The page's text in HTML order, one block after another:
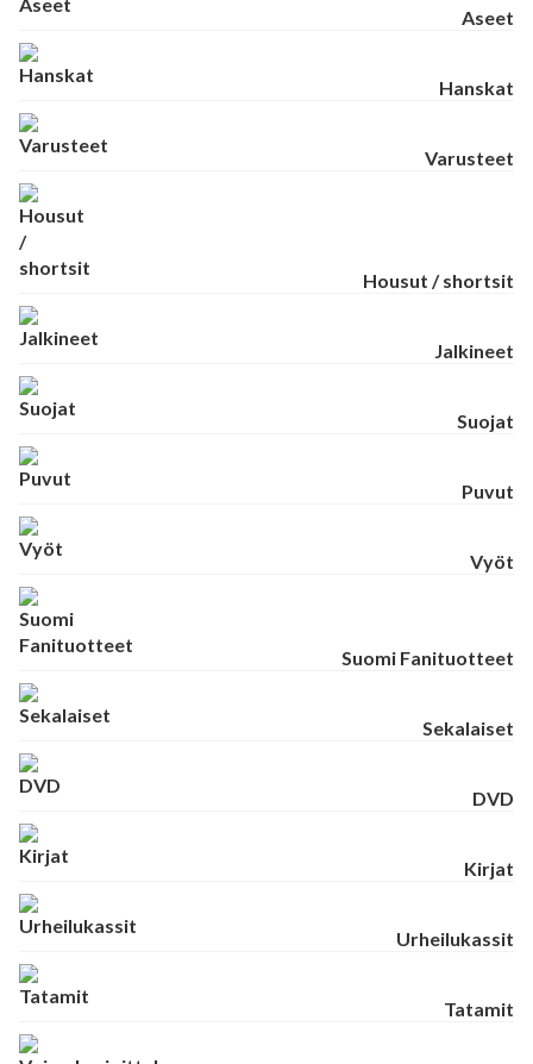
Aseet
Hanskat
Varusteet
Housut / shortsit
Jalkineet
Suojat
Puvut
Vyöt
Suomi Fanituotteet
Sekalaiset
DVD
Kirjat
Urheilukassit
Tatamit